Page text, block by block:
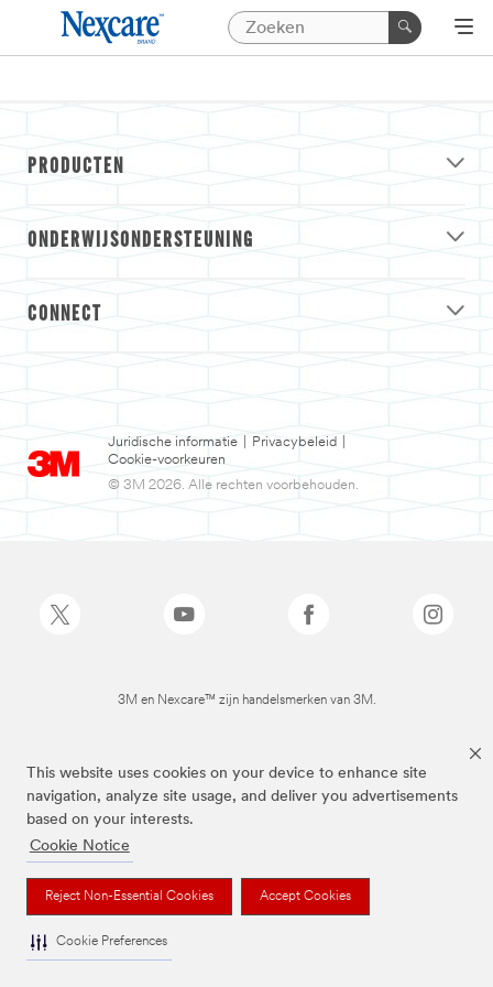
This website uses cookies on your device to enhance site
navigation, analyze site usage, and deliver you advertisements
based on your interests.
Cookie Notice
Reject Non-Essential Cookies Accept Cookies
Cookie Preferences
PRODUCTEN
ONDERWIJSONDERSTEUNING
CONNECT
Juridische informatie Privacybeleid
Cookie-voorkeuren
© 3M 2026. Alle rechten voorbehouden.
3M en Nexcare™ zijn handelsmerken van 3M.